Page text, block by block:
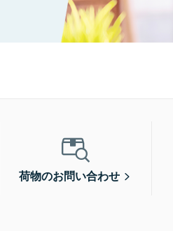
荷物のお問い合わせ